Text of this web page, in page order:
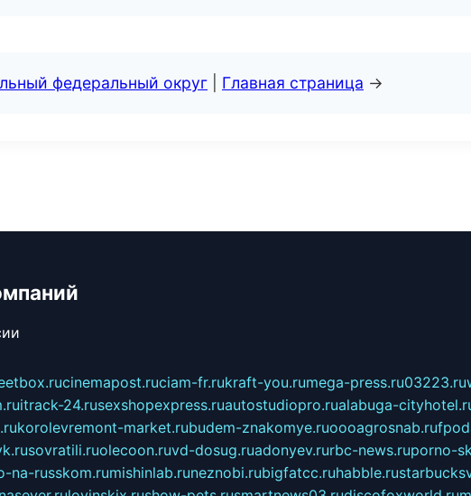
федеральный округ Главная страница →
cinemapost.ruciam-fr.rukraft-you.rumega-press.ru03223.ru
itrack-24.rusexshopexpress.ruautostudiopro.rualabuga-
korolevremont-market.rubudem-znakomye.ruoooagrosnab.ru
sovratili.ruolecoon.ruvd-dosug.ruadonyev.rurbc-news.ruporno-
na-russkom.rumishinlab.runeznobi.rubigfatcc.ruhabble.ru